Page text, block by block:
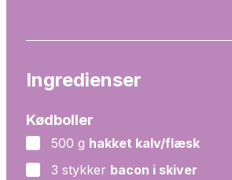
Ingredienser
Kødboller
▢
500 g hakket kalv/flæsk
▢
3 stykker bacon i skiver